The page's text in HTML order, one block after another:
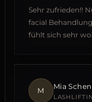
Sehr zufrieden!!
facial
fühlt sich sehr
M Mia